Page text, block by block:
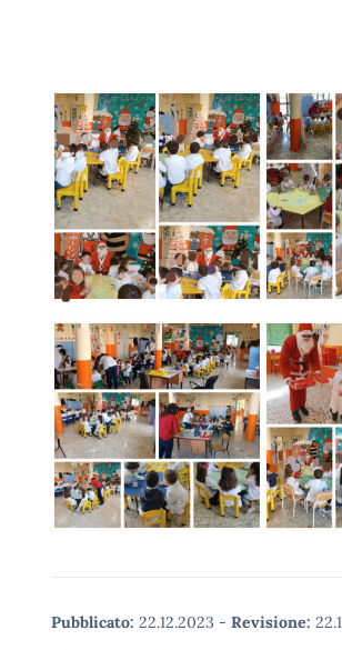
Pubblicato: 22.12.2023 - Revisione: